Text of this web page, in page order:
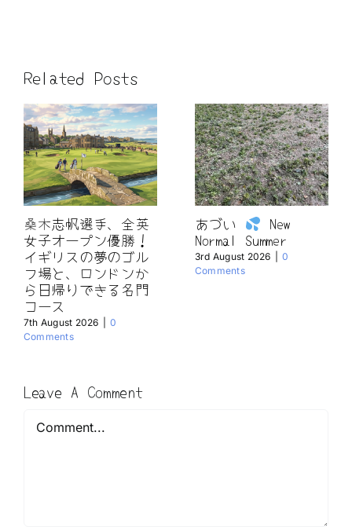
Related Posts
桑木志帆選手、全英
女子オープン優勝！
イギリスの夢のゴル
フ場と、ロンドンか
ら日帰りできる名門
コース
7th August 2026
0
Comments
あづい
New
Normal Summer
3rd August 2026
0
Comments
Leave A Comment